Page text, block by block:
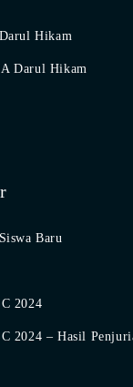
Hikam
Darul Hikam
Baru
2024
2024 – Hasil